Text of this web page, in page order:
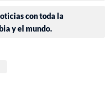
con toda la
y el mundo.